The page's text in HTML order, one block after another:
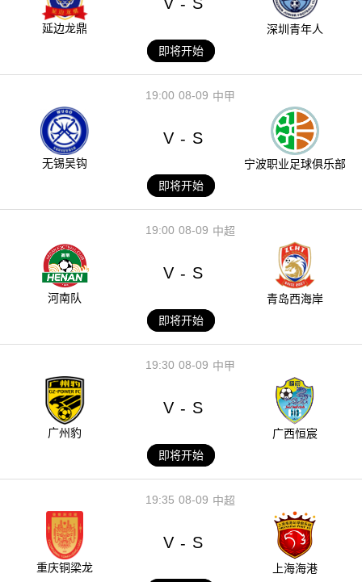
延边龙鼎
-
深圳青年人
即将开始
08-09
19:00 中甲
无锡吴钩
V - S
宁波职业足球俱乐部
即将开始
08-09
19:00 中超
河南队
V - S
青岛西海岸
即将开始
08-09
19:30 中甲
广州豹
V - S
广西恒宸
即将开始
08-09
19:35 中超
重庆铜梁龙
V - S
上海海港